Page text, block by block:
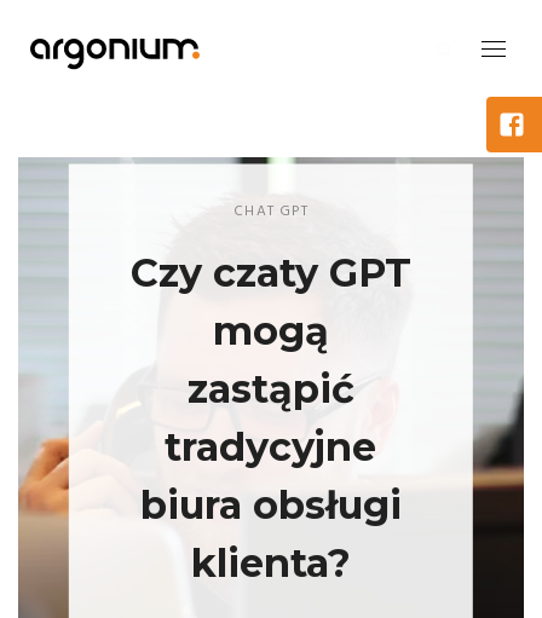
CHAT GPT
Czy czaty GPT
mogą
zastąpić
tradycyjne
biura obsługi
klienta?